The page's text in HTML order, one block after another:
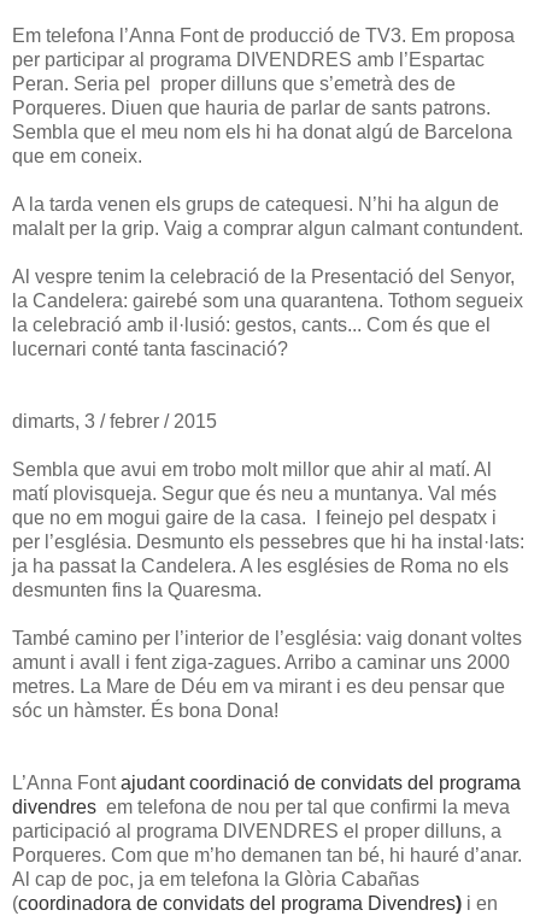
Em telefona l’Anna Font de producció de TV3. Em proposa
per participar al programa DIVENDRES amb l’Espartac
Peran. Seria pel proper dilluns que s’emetrà des de
Porqueres. Diuen que hauria de parlar de sants patrons.
Sembla que el meu nom els hi ha donat algú de Barcelona
que em coneix.
A la tarda venen els grups de catequesi. N’hi ha algun de
malalt per la grip. Vaig a comprar algun calmant contundent.
Al vespre tenim la celebració de la Presentació del Senyor,
la Candelera: gairebé som una quarantena. Tothom segueix
la celebració amb il·lusió: gestos, cants... Com és que el
lucernari conté tanta fascinació?
dimarts, 3 / febrer / 2015
Sembla que avui em trobo molt millor que ahir al matí. Al
matí plovisqueja. Segur que és neu a muntanya. Val més
que no em mogui gaire de la casa. I feinejo pel despatx i
per l’església. Desmunto els pessebres que hi ha instal·lats:
ja ha passat la Candelera. A les esglésies de Roma no els
desmunten fins la Quaresma.
També camino per l’interior de l’església: vaig donant voltes
amunt i avall i fent ziga-zagues. Arribo a caminar uns 2000
metres. La Mare de Déu em va mirant i es deu pensar que
sóc un hàmster. És bona Dona!
L’Anna Fontajudant coordinació de convidats del programa
divendres em telefona de nou per tal que confirmi la meva
participació al programa DIVENDRES el proper dilluns, a
Porqueres. Com que m’ho demanen tan bé, hi hauré d’anar.
Al cap de poc, ja em telefona la Glòria Cabañas
(coordinadora de convidats del programa Divendres) i en